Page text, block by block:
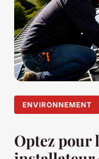
ENVIRONNEMENT
Optez pour